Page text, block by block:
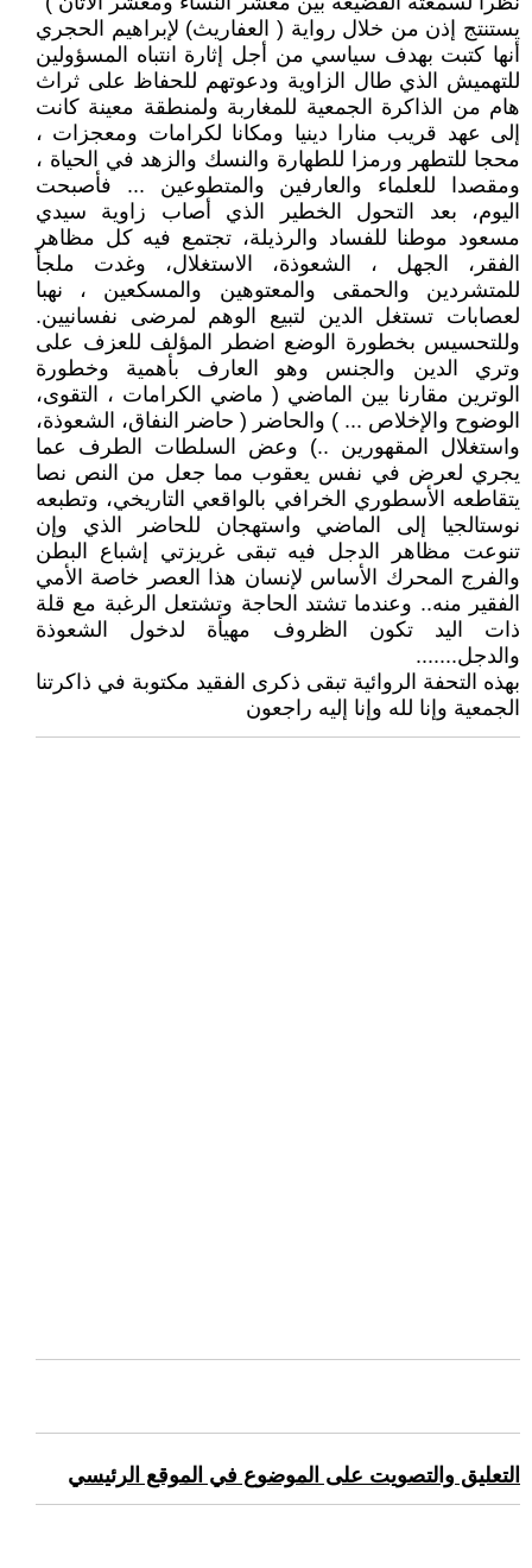
يستنتج إذن من خلال رواية ( العفاريث) لإبراهيم الحجري
أنها كتبت بهدف سياسي من أجل إثارة انتباه المسؤولين
للتهميش الذي طال الزاوية ودعوتهم للحفاظ على ثراث
هام من الذاكرة الجمعية للمغاربة ولمنطقة معينة كانت
إلى عهد قريب منارا دينيا ومكانا لكرامات ومعجزات ،
محجا للتطهر ورمزا للطهارة والنسك والزهد في الحياة ،
ومقصدا للعلماء والعارفين والمتطوعين ... فأصبحت
اليوم، بعد التحول الخطير الذي أصاب زاوية سيدي
مسعود موطنا للفساد والرذيلة، تجتمع فيه كل مظاهر
الفقر، الجهل ، الشعوذة، الاستغلال، وغدت ملجأ
للمتشردين والحمقى والمعتوهين والمسكعين ، نهبا
لعصابات تستغل الدين لتبيع الوهم لمرضى نفسانيين.
وللتحسيس بخطورة الوضع اضطر المؤلف للعزف على
وتري الدين والجنس وهو العارف بأهمية وخطورة
الوترين مقارنا بين الماضي ( ماضي الكرامات ، التقوى،
الوضوح والإخلاص ... ) والحاضر ( حاضر النفاق، الشعوذة،
واستغلال المقهورين ..) وعض السلطات الطرف عما
يجري لعرض في نفس يعقوب مما جعل من النص نصا
يتقاطعه الأسطوري الخرافي بالواقعي التاريخي، وتطبعه
نوستالجيا إلى الماضي واستهجان للحاضر الذي وإن
تنوعت مظاهر الدجل فيه تبقى غريزتي إشباع البطن
والفرج المحرك الأساس لإنسان هذا العصر خاصة الأمي
الفقير منه.. وعندما تشتد الحاجة وتشتعل الرغبة مع قلة
ذات اليد تكون الظروف مهيأة لدخول الشعوذة
والدجل.......
بهذه التحفة الروائية تبقى ذكرى الفقيد مكتوبة في ذاكرتنا
الجمعية وإنا لله وإنا إليه راجعون
التعليق والتصويت على الموضوع في الموقع الرئيسي